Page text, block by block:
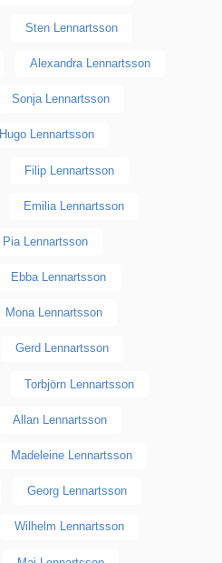
Sten Lennartsson
Alexandra Lennartsson
Sonja Lennartsson
Hugo Lennartsson
Filip Lennartsson
Emilia Lennartsson
Pia Lennartsson
Ebba Lennartsson
Mona Lennartsson
Gerd Lennartsson
Torbjörn Lennartsson
Allan Lennartsson
Madeleine Lennartsson
Georg Lennartsson
Wilhelm Lennartsson